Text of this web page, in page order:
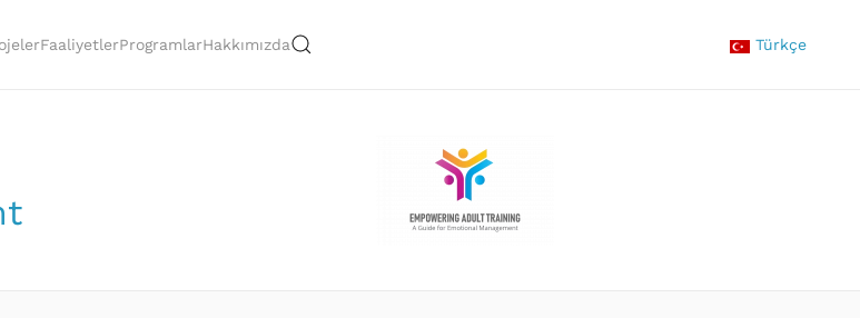
FaaliyetlerProgramlarHakkımızda Türkçe